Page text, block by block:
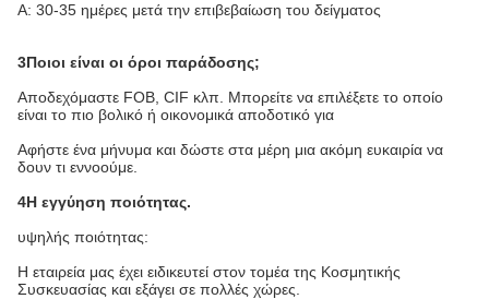
Α: 30-35 ημέρες μετά την επιβεβαίωση του δείγματος
3Ποιοι είναι οι όροι παράδοσης;
Αποδεχόμαστε FOB, CIF κλπ. Μπορείτε να επιλέξετε το οποίο
είναι το πιο βολικό ή οικονομικά αποδοτικό για
Αφήστε ένα μήνυμα και δώστε στα μέρη μια ακόμη ευκαιρία να
δουν τι εννοούμε.
4Η εγγύηση ποιότητας.
υψηλής ποιότητας:
Η εταιρεία μας έχει ειδικευτεί στον τομέα της Κοσμητικής
Συσκευασίας και εξάγει σε πολλές χώρες.